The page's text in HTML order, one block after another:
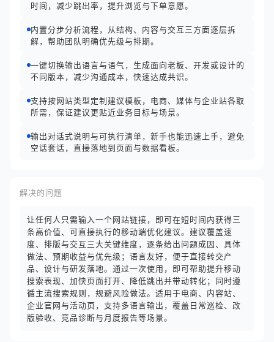
时间，减少跳出率，提升浏览与下单意愿。
内置分步分析流程，从结构、内容与交互三方面逐层拆
解，帮助团队明确优先级与排期。
一键切换输出语言与语气，生成面向老板、开发或设计的
不同版本，减少沟通成本，快速达成共识。
支持按网站类型定制建议模板，电商、媒体与企业站各取
所需，保证建议更贴近业务目标与场景。
输出对话式说明与可执行清单，新手也能迅速上手，避免
空话套话，直接落地到页面与数据看板。
解决的问题
让任何人只需输入一个网站链接，即可在短时间内获得三
条高价值、可直接执行的移动端优化建议。建议覆盖速
度、排版与交互三大关键维度，逐条给出问题成因、具体
做法、预期收益与优先级；语言友好，便于直接转交产
品、设计与研发落地。通过一次使用，即可帮助提升移动
搜索表现、加快页面打开、降低跳出并带动转化；同时遵
循主流搜索规则，规避风险做法。适用于电商、内容站、
企业官网与活动页，支持多语言输出，覆盖日常巡检、改
版验收、竞品诊断与月度报告等场景。